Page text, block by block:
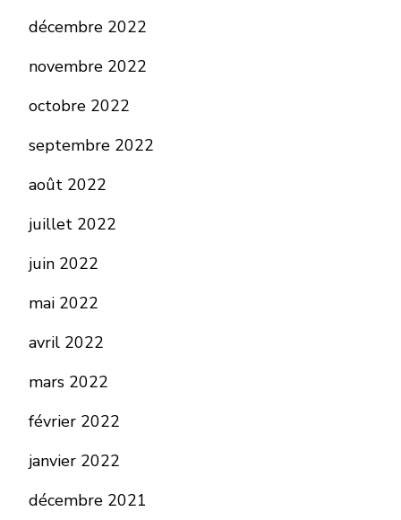
décembre 2022
novembre 2022
octobre 2022
septembre 2022
août 2022
juillet 2022
juin 2022
mai 2022
avril 2022
mars 2022
février 2022
janvier 2022
décembre 2021